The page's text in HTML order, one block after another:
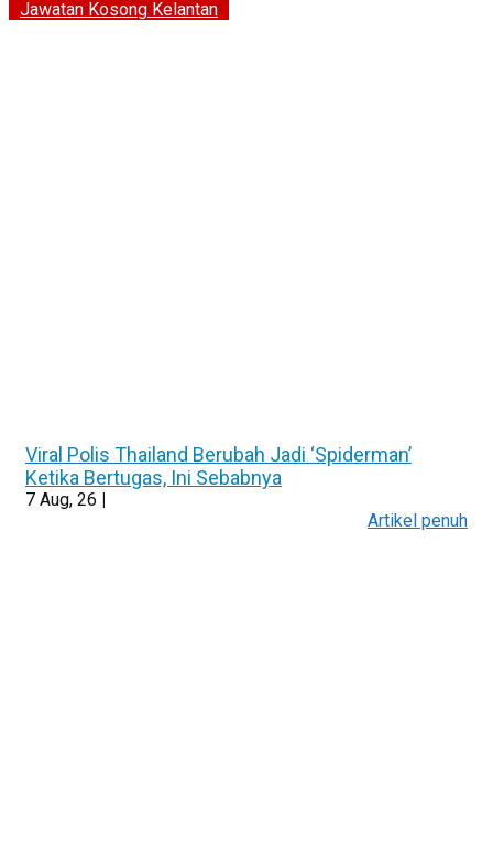
Jawatan Kosong Kelantan
Viral Polis Thailand Berubah Jadi ‘Spiderman’
Ketika Bertugas, Ini Sebabnya
7 Aug, 26 |
Artikel penuh